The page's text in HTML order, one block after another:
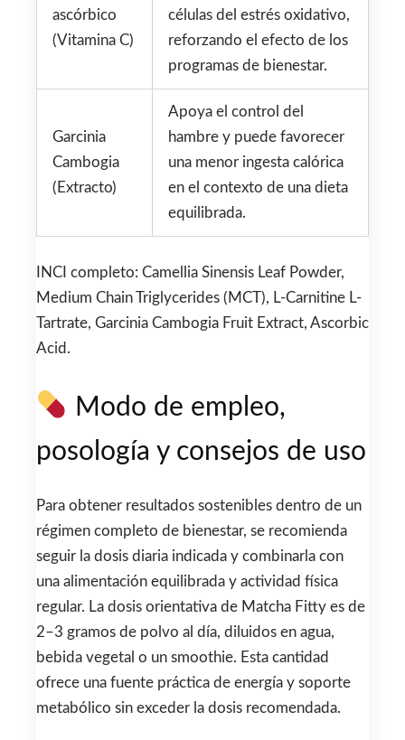
ascórbico
(Vitamina C)
células del estrés oxidativo,
reforzando el efecto de los
programas de bienestar.
Garcinia
Cambogia
(Extracto)
Apoya el control del
hambre y puede favorecer
una menor ingesta calórica
en el contexto de una dieta
equilibrada.
INCI completo: Camellia Sinensis Leaf Powder,
Medium Chain Triglycerides (MCT), L-Carnitine L-
Tartrate, Garcinia Cambogia Fruit Extract, Ascorbic
Acid.
Modo de empleo,
posología y consejos de uso
Para obtener resultados sostenibles dentro de un
régimen completo de bienestar, se recomienda
seguir la dosis diaria indicada y combinarla con
una alimentación equilibrada y actividad física
regular. La dosis orientativa de Matcha Fitty es de
2–3 gramos de polvo al día, diluidos en agua,
bebida vegetal o un smoothie. Esta cantidad
ofrece una fuente práctica de energía y soporte
metabólico sin exceder la dosis recomendada.